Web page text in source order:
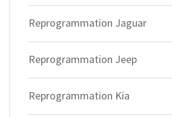
Reprogrammation Jaguar
Reprogrammation Jeep
Reprogrammation Kia